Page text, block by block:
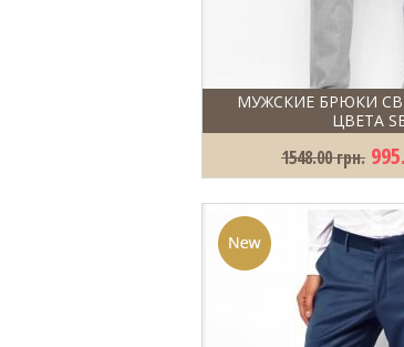
МУЖСКИЕ БРЮКИ
ЦВЕТА
1548.00 грн.